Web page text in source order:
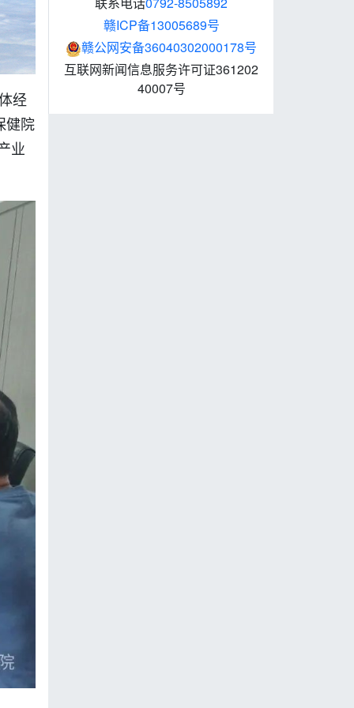
经
健院
业
赣ICP备13005689号
赣公网安备36040302000178号
互联网新闻信息服务许可证361202
40007号